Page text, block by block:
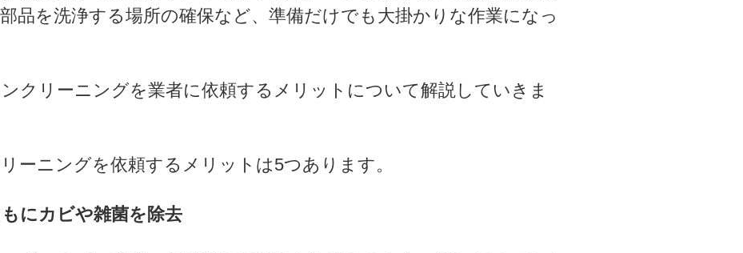
品を洗浄する場所の確保など、準備だけでも大掛かりな作業になっ
クリーニングを業者に依頼するメリットについて解説していきま
ーニングを依頼するメリットは5つあります。
にカビや雑菌を除去